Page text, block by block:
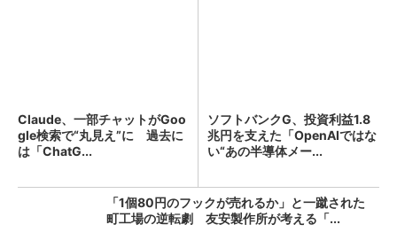
Claude、一部チャットがGoo
gle検索で“丸見え”に 過去に
は「ChatG...
ソフトバンクG、投資利益1.8
兆円を支えた「OpenAIではな
い“あの半導体メー...
「1個80円のフックが売れるか」と一蹴された
町工場の逆転劇 友安製作所が考える「...